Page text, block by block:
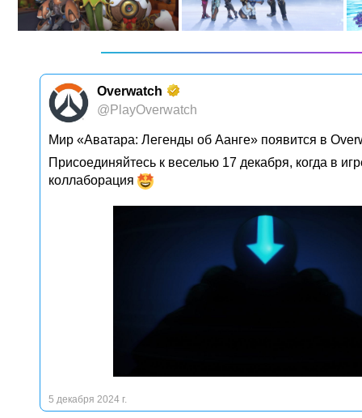
Overwatch
@PlayOverwatch
Мир «Аватара: Легенды об Аанге» появится в
Присоединяйтесь к веселью 17 декабря, когда в
коллаборация
5 декабря 2024 г.